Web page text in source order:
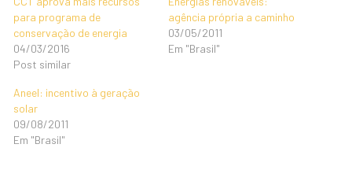
para programa de
conservação de energia
04/03/2016
Post similar
agência própria a caminho
03/05/2011
Em "Brasil"
Aneel: incentivo à geração
solar
09/08/2011
Em "Brasil"